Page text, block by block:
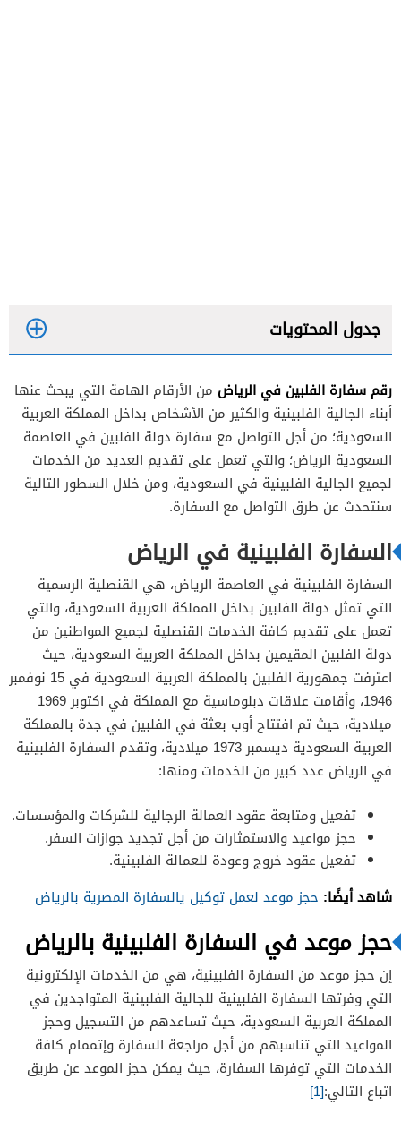
جدول المحتويات
رقم سفارة الفلبين في الرياض من الأرقام الهامة التي يبحث عنها
أبناء الجالية الفلبينية والكثير من الأشخاص بداخل المملكة العربية
السعودية؛ من أجل التواصل مع سفارة دولة الفلبين في العاصمة
السعودية الرياض؛ والتي تعمل على تقديم العديد من الخدمات
لجميع الجالية الفلبينية في السعودية، ومن خلال السطور التالية
سنتحدث عن طرق التواصل مع السفارة.
السفارة الفلبينية في الرياض
السفارة الفلبينية في العاصمة الرياض، هي القنصلية الرسمية
التي تمثل دولة الفلبين بداخل المملكة العربية السعودية، والتي
تعمل على تقديم كافة الخدمات القنصلية لجميع المواطنين من
دولة الفلبين المقيمين بداخل المملكة العربية السعودية، حيث
اعترفت جمهورية الفلبين بالمملكة العربية السعودية في 15 نوفمبر
1946، وأقامت علاقات دبلوماسية مع المملكة في اكتوبر 1969
ميلادية، حيث تم افتتاح أوب بعثة في الفلبين في جدة بالمملكة
العربية السعودية ديسمبر 1973 ميلادية، وتقدم السفارة الفلبينية
في الرياض عدد كبير من الخدمات ومنها:
تفعيل ومتابعة عقود العمالة الرجالية للشركات والمؤسسات.
حجز مواعيد والاستمثارات من أجل تجديد جوازات السفر.
تفعيل عقود خروج وعودة للعمالة الفلبينية.
شاهد أيضًا: حجز موعد لعمل توكيل يالسفارة المصرية بالرياض
حجز موعد في السفارة الفلبينية بالرياض
إن حجز موعد من السفارة الفلبينية، هي من الخدمات الإلكترونية
التي وفرتها السفارة الفلبينية للجالية الفلبينية المتواجدين في
المملكة العربية السعودية، حيث تساعدهم من التسجيل وحجز
المواعيد التي تناسبهم من أجل مراجعة السفارة وإتممام كافة
الخدمات التي توفرها السفارة، حيث يمكن حجز الموعد عن طريق
اتباع التالي:[1]